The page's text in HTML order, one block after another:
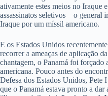
ativamente estes meios no Iraque
assassinatos seletivos – o
Iraque por um míssil americano.
E os Estados Unidos
recorrer a ameaças de aplicação
chantagem, o Panamá foi forçado
americana. Pouco antes do
Defesa dos Estados Unidos, Pete
que o Panamá estava pronto a dar